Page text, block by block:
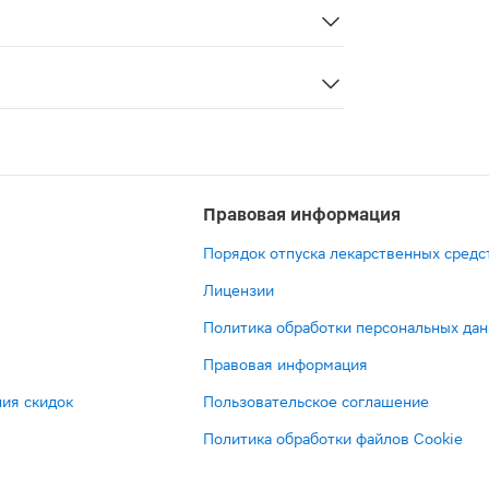
скидок
Правовая информация
Порядок отпуска лекарственных
Лицензии
Политика обработки персональных
Правовая информация
Пользовательское соглашение
Политика обработки файлов Cookie